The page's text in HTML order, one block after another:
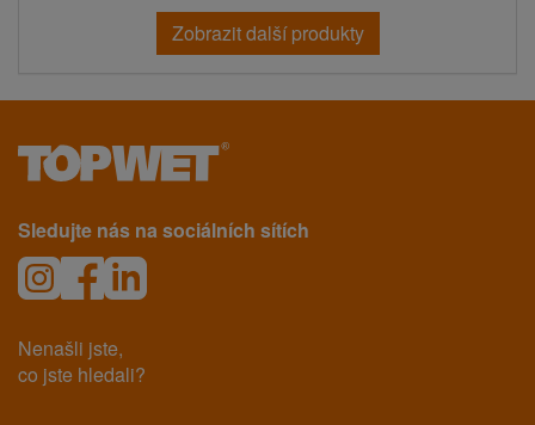
Zobrazit další produkty
Sledujte nás na sociálních sítích
Nenašli jste,
co jste hledali?